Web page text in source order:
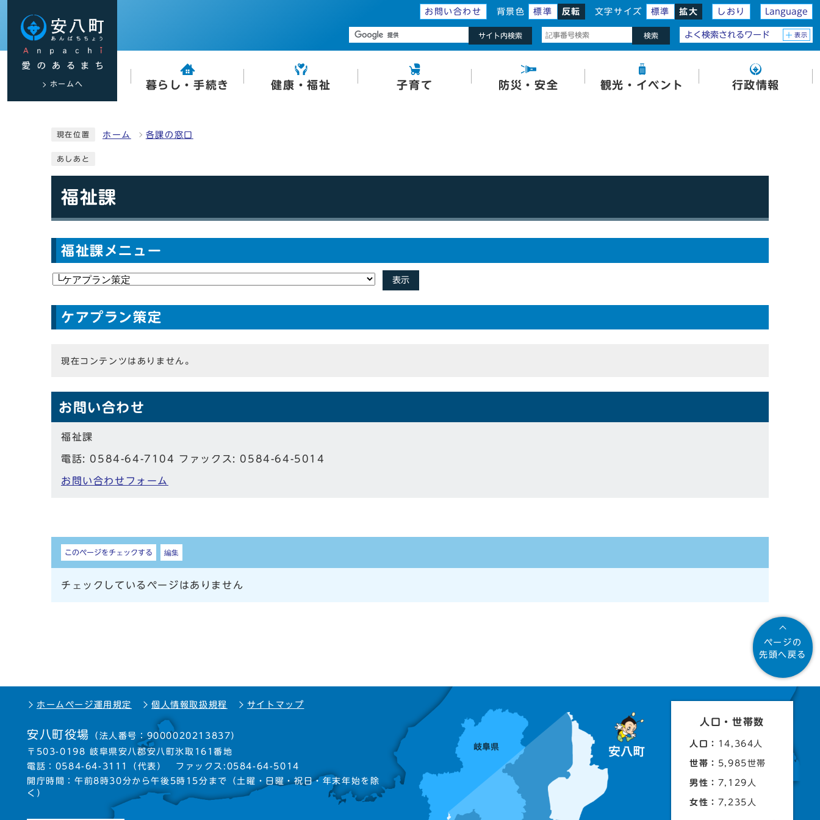
お問い合わせ 背景色 標準 反転 文字サイズ 標準 拡大 しおり Language
ホームへ
サイト内検索 検索 よく検索されるワード 表示
暮らし・手続き 健康・福祉 子育て 防災・安全 観光・イベント 行政情報
現在位置 ホーム 各課の窓口
あしあと
福祉課
福祉課メニュー
表示
ケアプラン策定
現在コンテンツはありません。
お問い合わせ
福祉課
電話: 0584-64-7104 ファックス: 0584-64-5014
お問い合わせフォーム
しおり
このページをチェックする 編集
チェックしているページはありません
ページの
先頭へ戻る
ホームページ運用規定 個人情報取扱規程 サイトマップ
安八町役場 （法人番号：9000020213837）
〒503-0198 岐阜県安八郡安八町氷取161番地
電話： 0584-64-3111 （代表） ファックス:0584-64-5014
開庁時間：午前8時30分から午後5時15分まで
（土曜・日曜・祝日・年末年始を除
く）
人口・世帯数
人口： 14,364人
世帯： 5,985世帯
男性： 7,129人
女性： 7,235人